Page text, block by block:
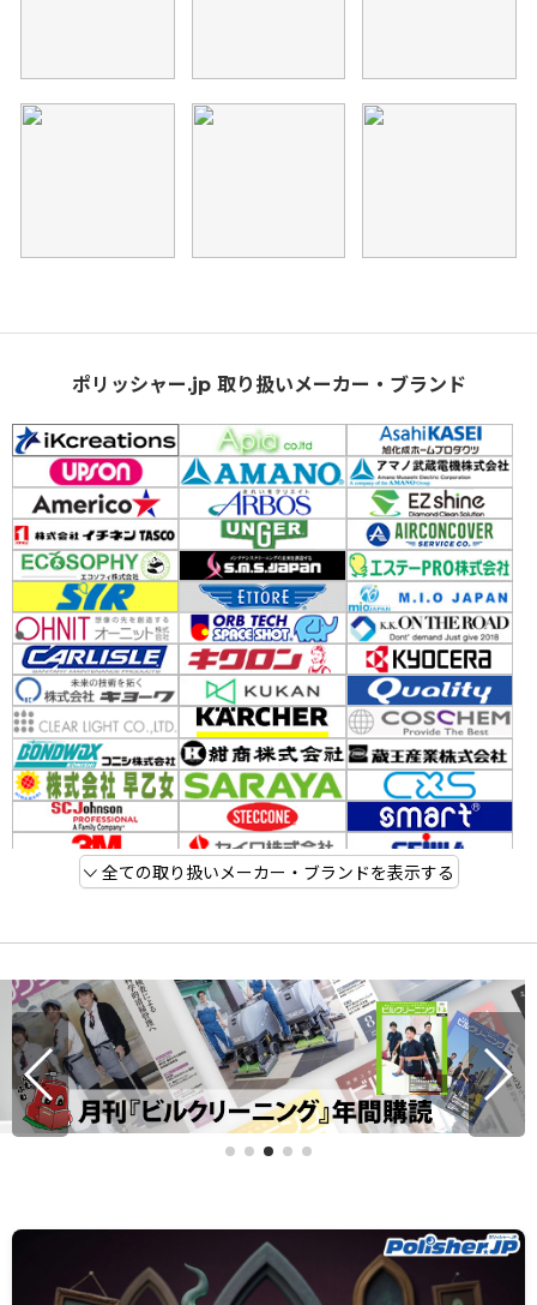
ポリッシャー.jp 取り扱いメーカー・ブランド
全ての取り扱いメーカー・ブランドを表示する